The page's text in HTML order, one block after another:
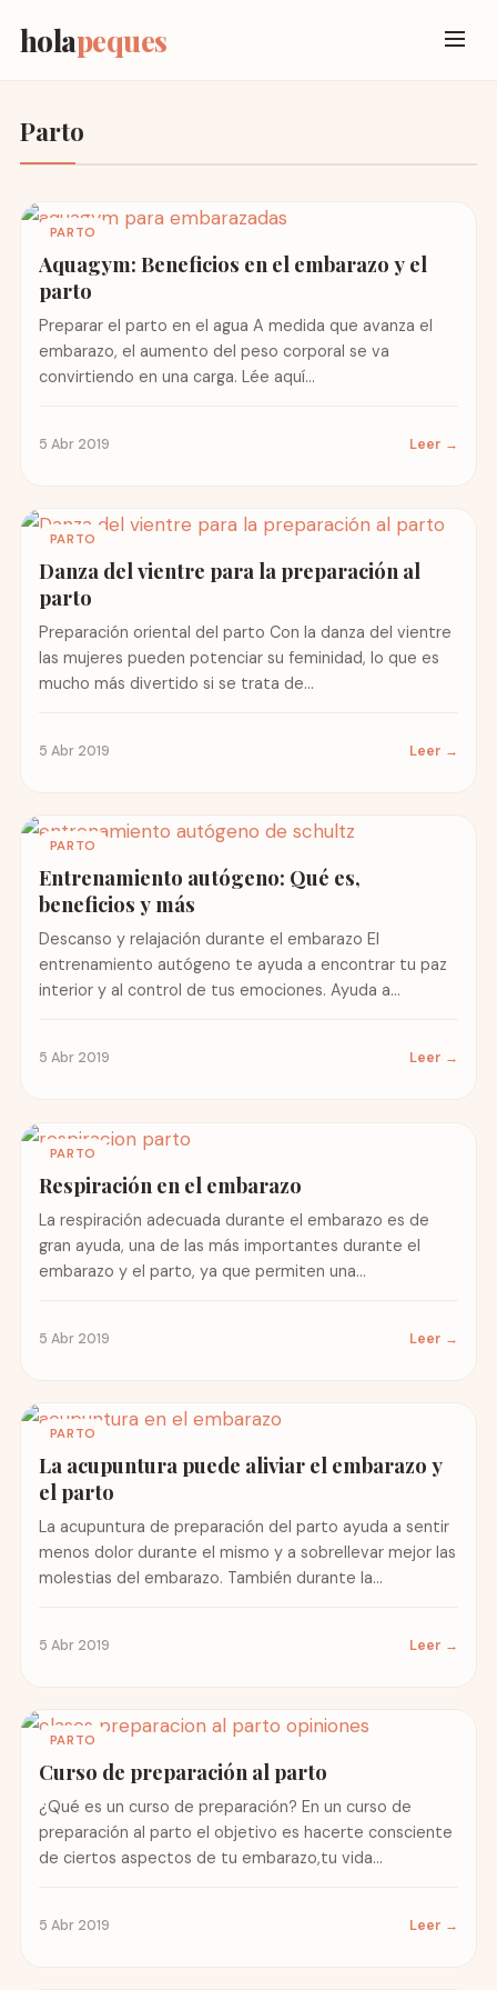
holapeques
Parto
PARTO
Aquagym: Beneficios en el embarazo y el
parto
Preparar el parto en el agua A medida que avanza el
embarazo, el aumento del peso corporal se va
convirtiendo en una carga. Lée aquí...
5 Abr 2019 Leer →
PARTO
Danza del vientre para la preparación al
parto
Preparación oriental del parto Con la danza del vientre
las mujeres pueden potenciar su feminidad, lo que es
mucho más divertido si se trata de...
5 Abr 2019 Leer →
PARTO
Entrenamiento autógeno: Qué es,
beneficios y más
Descanso y relajación durante el embarazo El
entrenamiento autógeno te ayuda a encontrar tu paz
interior y al control de tus emociones. Ayuda a
5 Abr 2019 Leer →
PARTO
Respiración en el embarazo
La respiración adecuada durante el embarazo es de
gran ayuda, una de las más importantes durante el
embarazo y el parto, ya que permiten una...
5 Abr 2019 Leer →
PARTO
La acupuntura puede aliviar el embarazo y
el parto
La acupuntura de preparación del parto ayuda a sentir
menos dolor durante el mismo y a sobrellevar mejor las
molestias del embarazo. También durante la...
5 Abr 2019 Leer →
PARTO
Curso de preparación al parto
¿Qué es un curso de preparación? En un curso de
preparación al parto el objetivo es hacerte consciente
de ciertos aspectos de tu embarazo,tu vida...
5 Abr 2019 Leer →